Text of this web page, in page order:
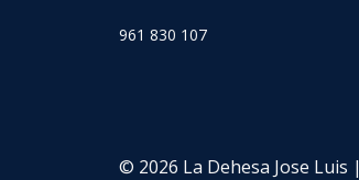
961 830 107
© 2026 La Dehesa Jose Luis |